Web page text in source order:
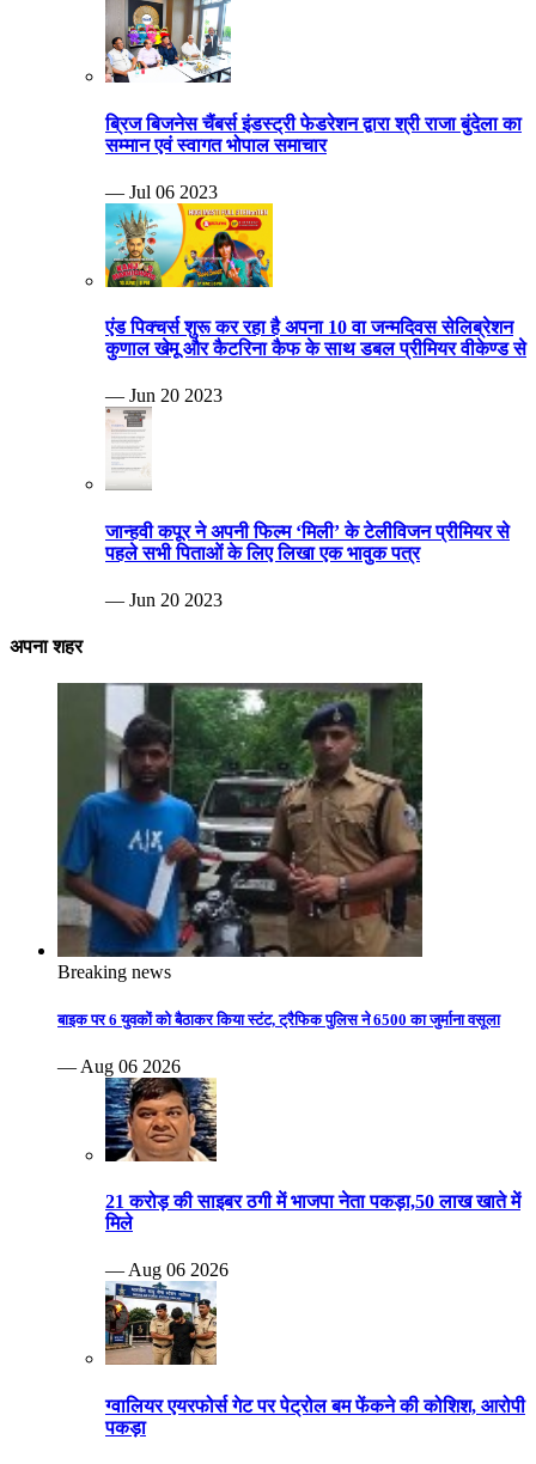
ब्रिज बिजनेस चैंबर्स इंडस्ट्री फेडरेशन द्वारा श्री राजा बुंदेला का
सम्मान एवं स्वागत भोपाल समाचार
— Jul 06 2023
एंड पिक्चर्स शुरू कर रहा है अपना 10 वा जन्मदिवस सेलिब्रेशन
कुणाल खेमू और कैटरिना कैफ के साथ डबल प्रीमियर वीकेण्ड से
— Jun 20 2023
जान्हवी कपूर ने अपनी फिल्म ‘मिली’ के टेलीविजन प्रीमियर से
पहले सभी पिताओं के लिए लिखा एक भावुक पत्र
— Jun 20 2023
अपना शहर
Breaking news
बाइक पर 6 युवकों को बैठाकर किया स्टंट, ट्रैफिक पुलिस ने 6500 का जुर्माना वसूला
— Aug 06 2026
21 करोड़ की साइबर ठगी में भाजपा नेता पकड़ा,50 लाख खाते में
मिले
— Aug 06 2026
ग्वालियर एयरफोर्स गेट पर पेट्रोल बम फेंकने की कोशिश, आरोपी
पकड़ा